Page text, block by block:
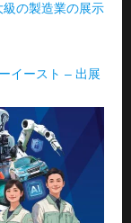
の製造業の展示
イースト – 出展